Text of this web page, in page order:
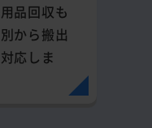
品回収も
から搬出
応しま